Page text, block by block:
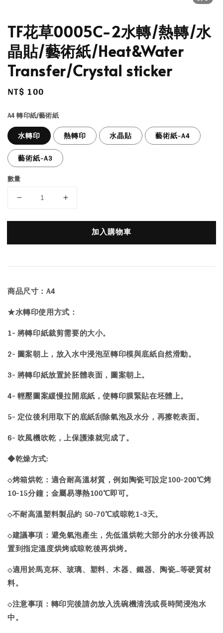
TF花草0005C-2水轉/熱轉/水
晶貼/藝術紙/Heat&Water
Transfer/Crystal sticker
Regular
NT$ 100
A4 轉印紙/藝術紙
水轉印 熱轉印 水晶貼
藝術紙-A4
藝術紙-A3
數量
加入購物車
商品尺寸：A4
★水轉印使用方式：
1- 將轉印紙裁剪需要的大小。
2- 圖案朝上，放入水中浸泡至轉印模與底紙自然滑動。
3- 將轉印紙放置於胚體表面，圖案朝上。
4- 輕壓圖案緩慢拉開底紙，使轉印膜緊貼在坯體上。
5- 定位後利用取下的底紙刮除氣泡及水分，再擦乾表面。
6- 吹風機吹乾，上保護漆就完成了。
◆乾燥方式:
◇烤箱烘乾：適合耐高溫材質，例如陶瓷可設定100-200℃烤
10-15分鐘；金屬易導熱100℃即可。
◇不耐高溫塑料製品約 50-70℃或晾乾1-3天。
◇建議事項：避免氣泡產生，先低溫烘乾大部分的水分後再設
置到指定溫度烘烤或晾乾後再烘烤。
◇適用於馬克杯、玻璃、塑料、木器、鐵器、陶瓷…等硬質材
料。
◇注意事項：轉印完後請勿放入洗碗機清洗或長時間浸泡水
中。